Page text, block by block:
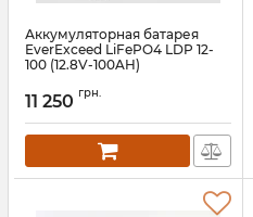
Аккумуляторная батарея
EverExceed LiFePO4 LDP 12-
100 (12.8V-100AH)
100
11 250 грн.